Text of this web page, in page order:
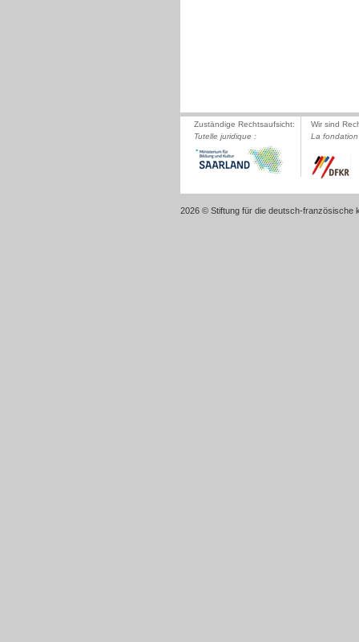
Zuständige Rechtsaufsicht:
Tutelle juridique :
Wir sind
La
2026 © Stiftung für die deutsch-französische